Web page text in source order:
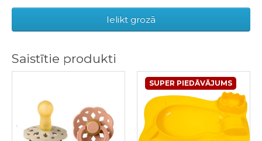
Ielikt grozā
Saistītie produkti
SUPER PIEDĀVĀJUMS